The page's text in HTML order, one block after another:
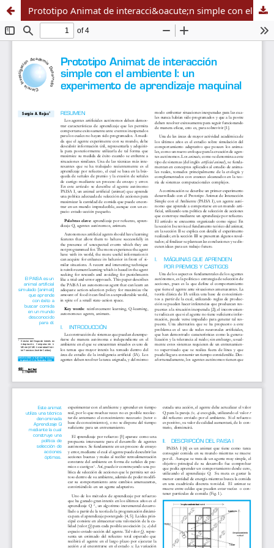
Prototipo Animat de interacci&oacute;n simple con el ambiente I: un experimento de aprendizaje maquinal